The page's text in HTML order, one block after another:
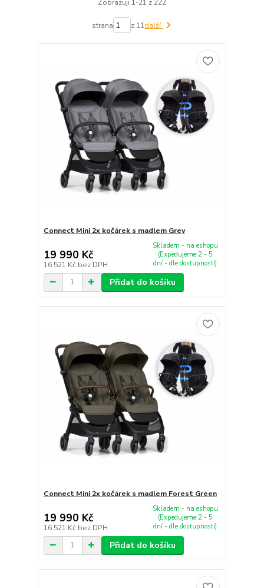
Zobrazuji 1-21 z 222
strana z 11další
Connect Mini 2x kočárek s madlem Grey
19 990 Kč
16 521 Kč bez DPH
Skladem - na eshopu
(Expedujeme 2 - 5
dní - dle dostupnosti)
Přidat do košíku
Connect Mini 2x kočárek s madlem Forest Green
19 990 Kč
16 521 Kč bez DPH
Skladem - na eshopu
(Expedujeme 2 - 5
dní - dle dostupnosti)
Přidat do košíku